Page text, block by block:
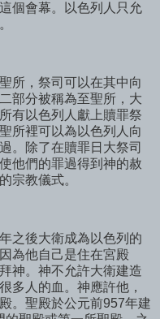
個會幕。以色列人只允
所，祭司可以在其中向
部分被稱為至聖所，大
有以色列人獻上贖罪祭
所裡可以為以色列人向
。除了在贖罪日大祭司
他們的罪過得到神的赦
宗教儀式。
之後大衛成為以色列的
為他自己是住在宮殿
神。神不允許大衛建造
多人的血。神應許他，
。聖殿於公元前957年建